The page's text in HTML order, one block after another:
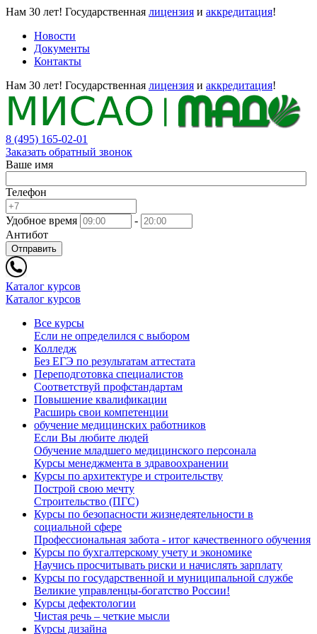
Нам 30 лет! Государственная лицензия и аккредитация!
Новости
Документы
Контакты
Нам 30 лет! Государственная лицензия и аккредитация!
8 (495) 165-02-01
Заказать обратный звонок
Ваше имя
Телефон
Удобное время
-
Антибот
Отправить
Каталог курсов
Каталог курсов
Все курсы
Если не определился с выбором
Колледж
Без ЕГЭ по результатам аттестата
Переподготовка специалистов
Соответствуй профстандартам
Повышение квалификации
Расширь свои компетенции
обучение медицинских работников
Если Вы любите людей
Обучение младшего медицинского персонала
Курсы менеджмента в здравоохранении
Курсы по архитектуре и строительству
Построй свою мечту
Строительство (ПГС)
Курсы по безопасности жизнедеятельности в
социальной сфере
Профессиональная забота - итог качественного обучения
Курсы по бухгалтерскому учету и экономике
Научись просчитывать риски и начислять зарплату
Курсы по государственной и муниципальной службе
Великие управленцы-богатство России!
Курсы дефектологии
Чистая речь – четкие мысли
Курсы дизайна